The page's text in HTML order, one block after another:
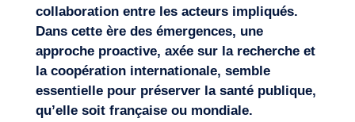
collaboration entre les acteurs impliqués.
Dans cette ère des émergences, une
approche proactive, axée sur la recherche et
la coopération internationale, semble
essentielle pour préserver la santé publique,
qu’elle soit française ou mondiale.